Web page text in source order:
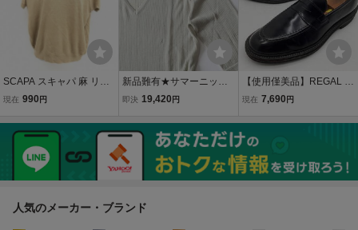
SCAPA スキャパ 麻 リネ
ン100% Ｖネック ショー
ー 38(M) ベージュ 半袖 カ
ットソー 薄手 レディース
現在 990 円
新品難有★サマーニットT
シャツ L Vネックメンズ長
867-1240】ホワイト白
【本物保証】薄手ニサマ
ーニット 素肌に着用
即決 19,420 円
【使用僅美品】REGAL リ
ーガル ★ JU11 ペニーロ
26 ★
現在 7,690 円
人気のメーカー・ブランド